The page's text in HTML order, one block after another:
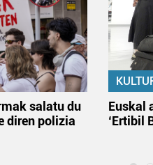
salatu du
diren polizia
Euskal
‘Ertibil